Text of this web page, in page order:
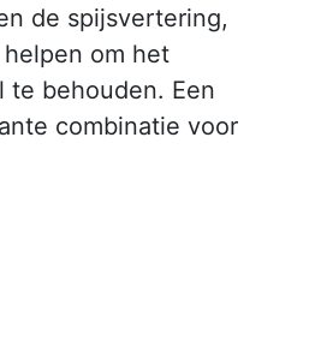
de spijsvertering,
om het
te behouden. Een
combinatie voor